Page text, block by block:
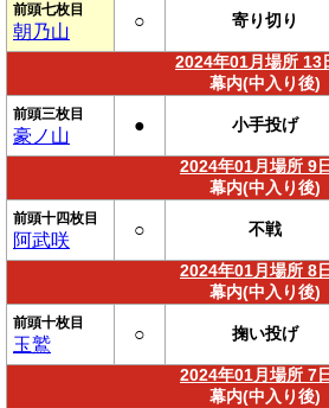
前頭七枚目
朝乃山
○ 寄り切り
2024年01月場所 13
幕内(中入り後)
前頭三枚目
豪ノ山
● 小手投げ
2024年01月場所 9
幕内(中入り後)
前頭十四枚目
阿武咲
○ 不戦
2024年01月場所 8
幕内(中入り後)
前頭十枚目
玉鷲
○ 掬い投げ
2024年01月場所 7
幕内(中入り後)